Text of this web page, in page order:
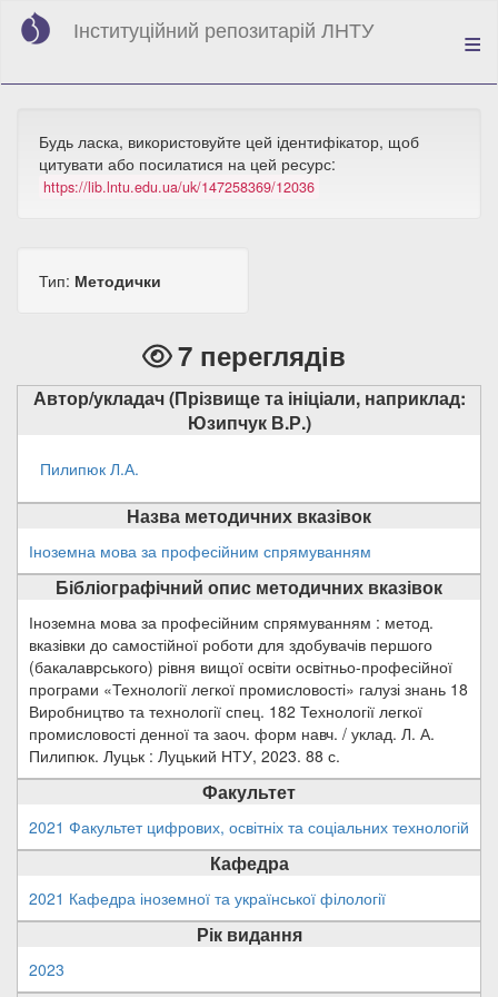
Перейти
вмісту
Інституційний репозитарій ЛНТУ
Будь ласка, використовуйте цей ідентифікатор, щоб
цитувати або посилатися на цей ресурс:
https://lib.lntu.edu.ua/uk/147258369/12036
Тип: Методички
7 переглядів
Автор/укладач (Прізвище та ініціали, наприклад:
Юзипчук В.Р.)
Пилипюк Л.А.
Назва методичних вказівок
Іноземна мова за професійним спрямуванням
Бібліографічний опис методичних вказівок
Іноземна мова за професійним спрямуванням : метод.
вказівки до самостійної роботи для здобувачів першого
(бакалаврського) рівня вищої освіти освітньо-професійної
програми «Технології легкої промисловості» галузі знань 18
Виробництво та технології спец. 182 Технології легкої
промисловості денної та заоч. форм навч. / уклад. Л. А.
Пилипюк. Луцьк : Луцький НТУ, 2023. 88 с.
Факультет
2021 Факультет цифрових, освітніх та соціальних технологій
Кафедра
2021 Кафедра іноземної та української філології
Рік видання
2023